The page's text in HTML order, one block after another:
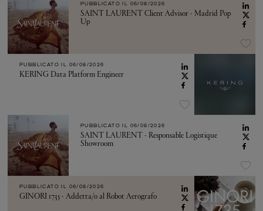
PUBBLICATO IL 06/08/2026
SAINT LAURENT Client Advisor - Madrid Pop
Up
PUBBLICATO IL 06/08/2026
KERING Data Platform Engineer
PUBBLICATO IL 06/08/2026
SAINT LAURENT - Responsable Logistique
Showroom
PUBBLICATO IL 06/08/2026
GINORI 1735 - Addetta/o al Robot Aerografo